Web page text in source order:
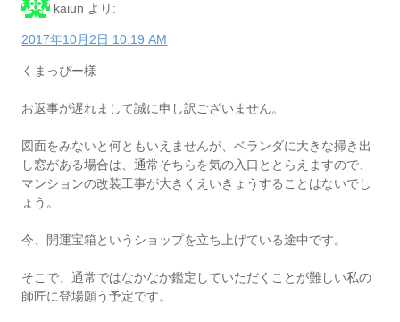
kaiun より:
2017年10月2日 10:19 AM
くまっぴー様
お返事が遅れまして誠に申し訳ございません。
図面をみないと何ともいえませんが、ベランダに大きな掃き出
し窓がある場合は、通常そちらを気の入口ととらえますので、
マンションの改装工事が大きくえいきょうすることはないでし
ょう。
今、開運宝箱というショップを立ち上げている途中です。
そこで、通常ではなかなか鑑定していただくことが難しい私の
師匠に登場願う予定です。